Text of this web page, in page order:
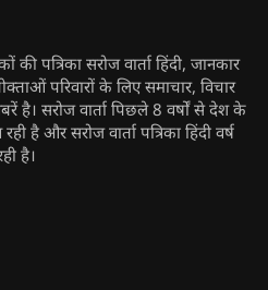
पत्रिका सरोज वार्ता हिंदी, जानकार
परिवारों के लिए समाचार, विचार
है। सरोज वार्ता पिछले 8 वर्षों से देश के
है और सरोज वार्ता पत्रिका हिंदी वर्ष
है।